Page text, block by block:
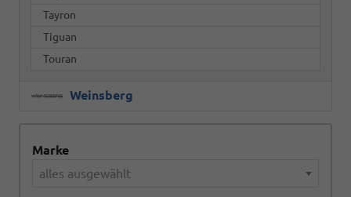
Tayron
Tiguan
Touran
Weinsberg
Marke
alles ausgewählt